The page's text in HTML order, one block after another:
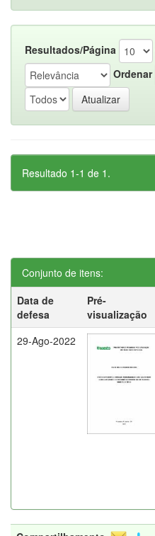
Resultados/Página
Ordenar
Resultado 1-1 de 1.
Conjunto de itens:
Data de
defesa
Pré-
visualização
29-Ago-2022